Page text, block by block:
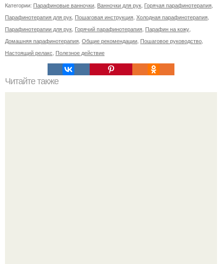
Категории: Парафиновые ванночки Ванночки для рук Горячая парафинотерапия
Парафинотерапия для рук Пошаговая инструкция Холодная парафинотерапия
Парафинотерапии для рук Горячий парафинотерапия Парафин на кожу
Домашняя парафинотерапия Общие рекомендации Пошаговое руководство
Настоящий релакс Полезное действие
Читайте также